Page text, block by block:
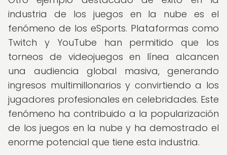
industria de los juegos en la nube es el
fenómeno de los eSports. Plataformas como
Twitch y YouTube han permitido que los
torneos de videojuegos en línea alcancen
una audiencia global masiva, generando
ingresos multimillonarios y convirtiendo a los
jugadores profesionales en celebridades. Este
fenómeno ha contribuido a la popularización
de los juegos en la nube y ha demostrado el
enorme potencial que tiene esta industria.